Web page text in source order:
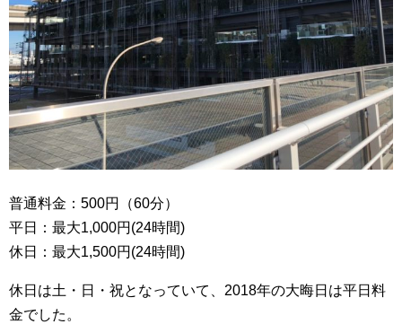
普通料金：500円（60分）
平日：最大1,000円(24時間)
休日：最大1,500円(24時間)
休日は土・日・祝となっていて、2018年の大晦日は平日料
金でした。